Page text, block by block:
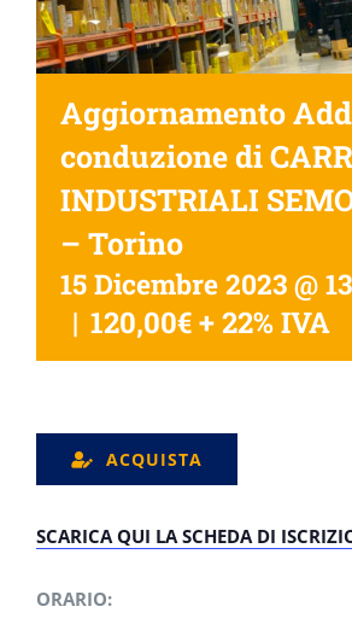
Aggiornamento
conduzione di
INDUSTRIALI
– Torino
15 Dicembre 2023 @
| 120,00€ + 22% IVA
ACQUISTA
SCARICA QUI LA SCHEDA DI
ORARIO: